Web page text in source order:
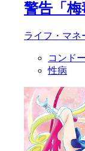
警告「梅
ライフ・マネ
コンド
性病